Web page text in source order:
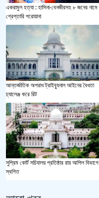
একরামুল হত্যা : হাসিনা-বেনজীরসহ ৮ জনের নামে
গ্রেপ্তারি পরোয়ানা
আন্তর্জাতিক অপরাধ ট্রাইব্যুনাল আইনের বৈধতা
চ্যালেঞ্জ করে রিট
সুপ্রিম কোর্ট সচিবালয় প্রতিষ্ঠার রায় আপিল বিভাগে
স্থগিত